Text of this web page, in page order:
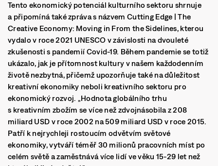
Tento ekonomický potenciál kulturního sektoru shrnuje
a připomíná také zpráva s názvem Cutting Edge | The
Creative Economy: Moving in From the Sidelines, kterou
vydalo v roce 2021 UNESCO v závislosti na dvouleté
zkušenosti s pandemií Covid-19. Během pandemie se totiž
ukázalo, jak je přítomnost kultury v našem každodenním
životě nezbytná, přičemž upozorňuje také na důležitost
kreativní ekonomiky neboli kreativního sektoru pro
ekonomický rozvoj. „Hodnota globálního trhu
s kreativním zbožím se více než zdvojnásobila z 208
miliard USD v roce 2002 na 509 miliard USD v roce 2015.
Patří k nejrychleji rostoucím odvětvím světové
ekonomiky, vytváří téměř 30 milionů pracovních míst po
celém světě a zaměstnává více lidí ve věku 15-29 let než